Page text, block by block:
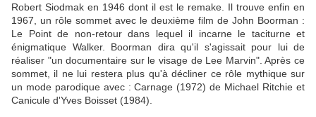
Robert Siodmak en 1946 dont il est le remake. Il trouve enfin en
1967, un rôle sommet avec le deuxième film de John Boorman :
Le Point de non-retour dans lequel il incarne le taciturne et
énigmatique Walker. Boorman dira qu'il s'agissait pour lui de
réaliser "un documentaire sur le visage de Lee Marvin". Après ce
sommet, il ne lui restera plus qu'à décliner ce rôle mythique sur
un mode parodique avec : Carnage (1972) de Michael Ritchie et
Canicule d'Yves Boisset (1984).